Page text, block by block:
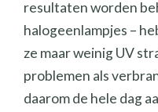
resultaten worden
halogeenlampjes –
ze maar weinig UV
problemen als
daarom de hele dag